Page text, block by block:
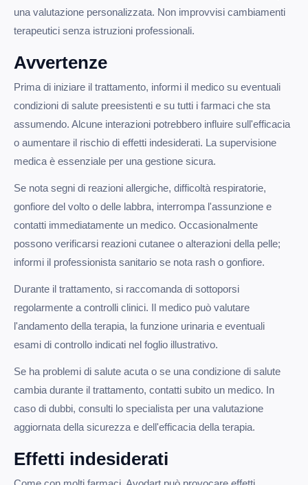
una valutazione personalizzata. Non improvvisi cambiamenti
terapeutici senza istruzioni professionali.
Avvertenze
Prima di iniziare il trattamento, informi il medico su eventuali
condizioni di salute preesistenti e su tutti i farmaci che sta
assumendo. Alcune interazioni potrebbero influire sull'efficacia
o aumentare il rischio di effetti indesiderati. La supervisione
medica è essenziale per una gestione sicura.
Se nota segni di reazioni allergiche, difficoltà respiratorie,
gonfiore del volto o delle labbra, interrompa l'assunzione e
contatti immediatamente un medico. Occasionalmente
possono verificarsi reazioni cutanee o alterazioni della pelle;
informi il professionista sanitario se nota rash o gonfiore.
Durante il trattamento, si raccomanda di sottoporsi
regolarmente a controlli clinici. Il medico può valutare
l'andamento della terapia, la funzione urinaria e eventuali
esami di controllo indicati nel foglio illustrativo.
Se ha problemi di salute acuta o se una condizione di salute
cambia durante il trattamento, contatti subito un medico. In
caso di dubbi, consulti lo specialista per una valutazione
aggiornata della sicurezza e dell'efficacia della terapia.
Effetti indesiderati